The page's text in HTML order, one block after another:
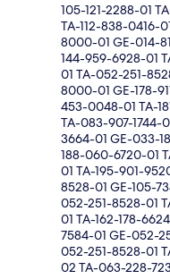
105-121-2288-01
TA-112-838-0416-
8000-01 GE-014-
144-959-6928-01
01 TA-052-251-
8000-01 GE-178-
453-0048-01 TA-
TA-083-907-1744-
3664-01 GE-033-
188-060-6720-01
01 TA-195-901-
8528-01 GE-105-
052-251-8528-01
01 TA-162-178-
7584-01 GE-052-
052-251-8528-01
02 TA-063-228-